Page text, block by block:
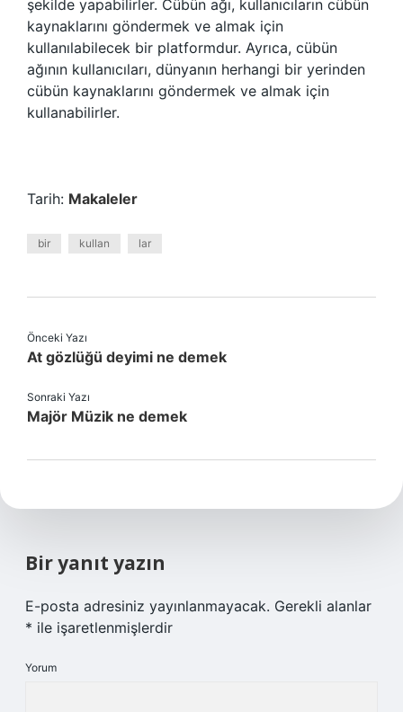
şekilde yapabilirler. Cübün ağı, kullanıcıların cübün
kaynaklarını göndermek ve almak için
kullanılabilecek bir platformdur. Ayrıca, cübün
ağının kullanıcıları, dünyanın herhangi bir yerinden
cübün kaynaklarını göndermek ve almak için
kullanabilirler.
Tarih: Makaleler
bir kullan lar
Önceki Yazı
At gözlüğü deyimi ne demek
Sonraki Yazı
Majör Müzik ne demek
Bir yanıt yazın
E-posta adresiniz yayınlanmayacak. Gerekli alanlar
* ile işaretlenmişlerdir
Yorum